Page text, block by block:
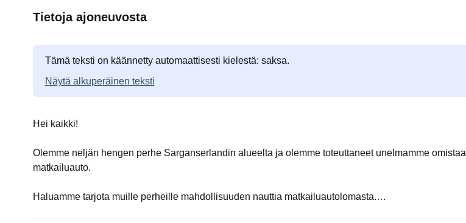
Tietoja ajoneuvosta
Tämä teksti on käännetty automaattisesti kielestä: saksa.
Näytä alkuperäinen teksti
Hei kaikki!
Olemme neljän hengen perhe Sarganserlandin alueelta ja olemme toteuttaneet unelmamme omistaa
matkailuauto.
Haluamme tarjota muille perheille mahdollisuuden nauttia matkailuautolomasta.